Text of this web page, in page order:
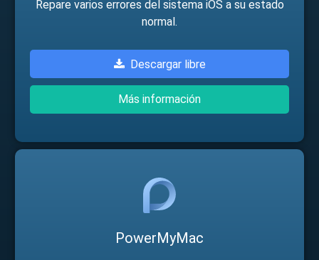
Repare varios errores del sistema iOS a su estado
normal.
Descargar libre
Más información
PowerMyMac